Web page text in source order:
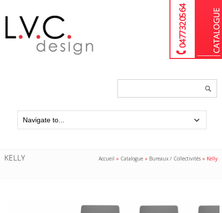
04 77 32 05 64
KELLY Accueil » Catalogue » Bureaux / Collectivités » Kelly